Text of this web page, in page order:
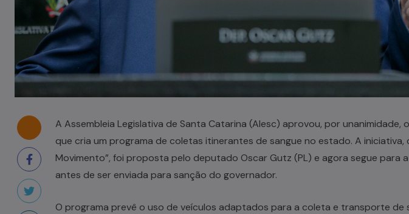
A Assembleia Legislativa de Santa Catarina (Alesc) aprovou, por unanimidade,
que cria um programa de coletas itinerantes de sangue no estado. A iniciativa,
Movimento”, foi proposta pelo deputado Oscar Gutz (PL) e agora segue para
antes de ser enviada para sanção do governador.
O programa prevê o uso de veículos adaptados para a coleta e transporte de